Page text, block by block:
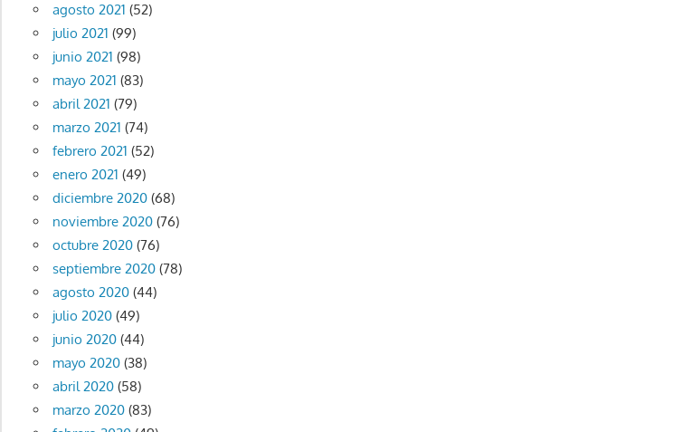
agosto 2021 (52)
julio 2021 (99)
junio 2021 (98)
mayo 2021 (83)
abril 2021 (79)
marzo 2021 (74)
febrero 2021 (52)
enero 2021 (49)
diciembre 2020(68)
noviembre 2020(76)
octubre 2020(76)
septiembre 2020(78)
agosto 2020(44)
julio 2020(49)
junio 2020(44)
mayo 2020(38)
abril 2020(58)
marzo 2020(83)